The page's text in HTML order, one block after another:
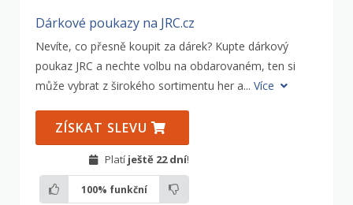
Dárkové poukazy na JRC.cz
Nevíte, co přesně koupit za dárek? Kupte dárkový
poukaz JRC a nechte volbu na obdarovaném, ten si
může vybrat z širokého sortimentu her a... Více
ZÍSKAT SLEVU
Platí ještě 22 dní!
100% funkční